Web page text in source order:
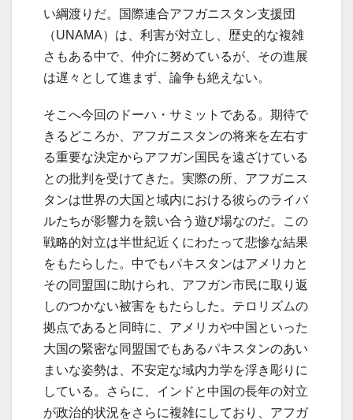
い綱渡りだ。国際連合アフガニスタン支援団
（UNAMA）は、利害が対立し、歴史的な複雑
さもある中で、仲介に努めているが、その進展
は遅々として進まず、論争も絶えない。
そこへ今回のドーハ・サミットである。期待で
きるどころか、アフガニスタンの将来を左右す
る重要な決定からアフガン国民を遠ざけている
との批判を受けてきた。実際の所、アフガニス
タンは世界の大国と域内における彼らのライバ
ルたちが影響力を競い合う遊び場なのだ。この
戦略的対立は半世紀近くにわたって悲惨な結果
をもたらした。中でもパキスタンはアメリカと
その同盟国に助けられ、アフガン市民に取り返
しのつかない被害をもたらした。テロリズムの
拠点であると同時に、アメリカや中国といった
大国の緊密な同盟国でもあるパキスタンのあい
まいな姿勢は、不安定な域内力学を浮き彫りに
している。さらに、インドと中国の長年の対立
が政治的状況をさらに複雑にしており、アフガ